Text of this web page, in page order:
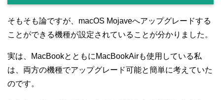
そもそも論ですが、macOS Mojaveへアップグレードする
ことができる機種が設定されていることが分かりました。
実は、MacBookとともにMacBookAirも使用している私
は、両方の機種でアップグレード可能と簡単に考えていた
のです。